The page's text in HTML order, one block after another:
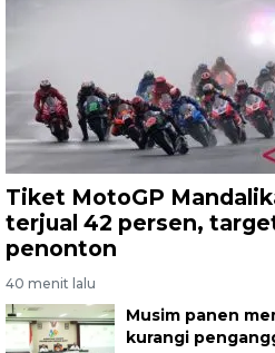
Tiket MotoGP
terjual 42 persen,
penonton
40 menit lalu
Musim panen
kurangi